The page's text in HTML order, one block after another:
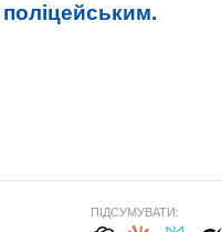
ПІДСУМУВАТИ: